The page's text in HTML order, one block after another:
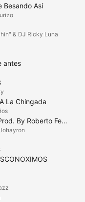
Besando Así
& DJ Ricky Luna
antes
La Chingada
Curita (Prod. By Roberto Ferrante X el Bandolero)